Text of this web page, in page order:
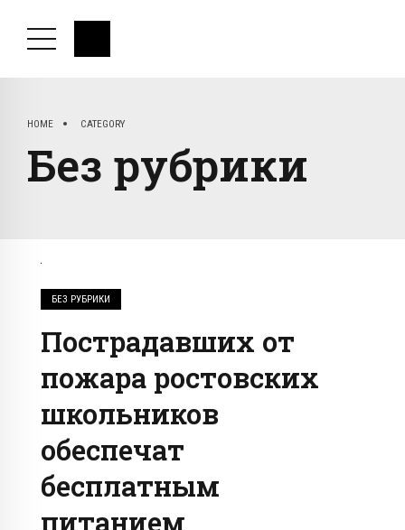
HOME CATEGORY
Без рубрики
БЕЗ РУБРИКИ
Пострадавших от
пожара ростовских
школьников
обеспечат
бесплатным
питанием